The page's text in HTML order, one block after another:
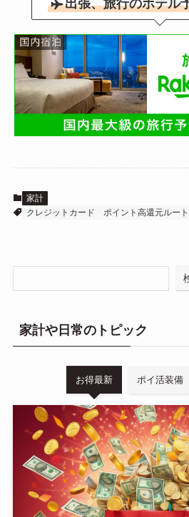
出張、旅行のホテル
家計
クレジットカード
ポイント高還元ルート
家計や日常のトピック
お得最新 ポイ活装備